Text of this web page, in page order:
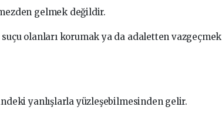
gelmek değildir.
olanları korumak ya da adaletten vazgeçmek
yanlışlarla yüzleşebilmesinden gelir.